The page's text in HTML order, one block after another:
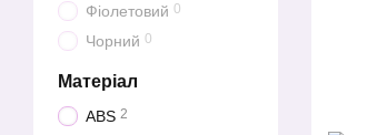
Фіолетовий 0
Чорний 0
Матеріал
ABS 2